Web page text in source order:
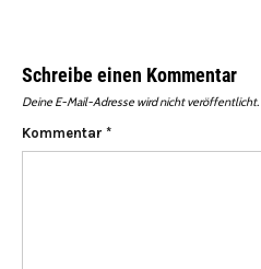
Schreibe einen Kommentar
Deine E-Mail-Adresse wird nicht veröffentlicht.
Kommentar *